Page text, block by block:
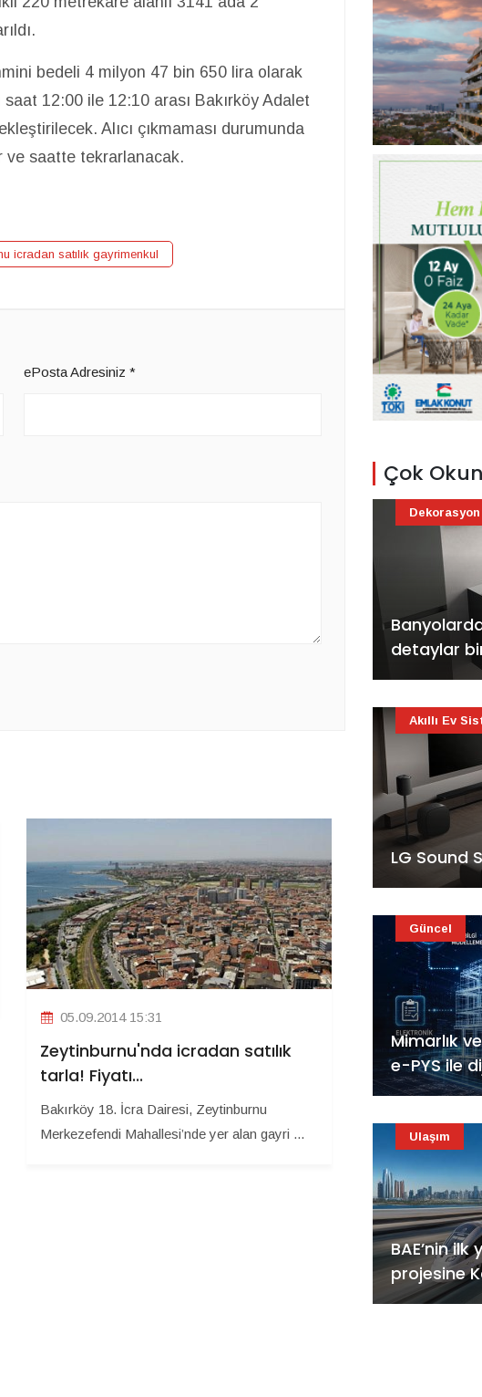
bedeli 4 milyon 47 bin 650 lira olarak
12:00 ile 12:10 arası Bakırköy Adalet
Alıcı çıkmaması durumunda
ve saatte tekrarlanacak.
icradan satılık gayrimenkul
ePosta Adresiniz *
05.09.2014 15:31
Zeytinburnu'nda icradan satılık
tarla! Fiyatı...
Bakırköy 18. İcra Dairesi, Zeytinburnu
Merkezefendi Mahallesi’nde yer alan gayri ...
Çok
Banyolarda
detaylar
LG Sound
Akıllı Ev
Mimarlık
e-PYS ile
Güncel
BAE’nin ilk
projesine
Ulaşım